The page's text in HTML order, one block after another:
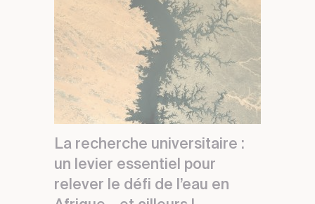
La recherche universitaire :
un levier essentiel pour
relever le défi de l’eau en